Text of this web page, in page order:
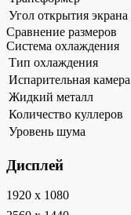
Угол открытия экрана
Сравнение размеров
Система охлаждения
Тип охлаждения
Испарительная камера
Жидкий металл
Количество куллеров
Уровень шума
Дисплей
1920 x 1080